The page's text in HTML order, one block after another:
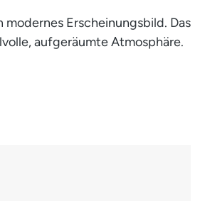
Erscheinungsbild. Das
aufgeräumte Atmosphäre.